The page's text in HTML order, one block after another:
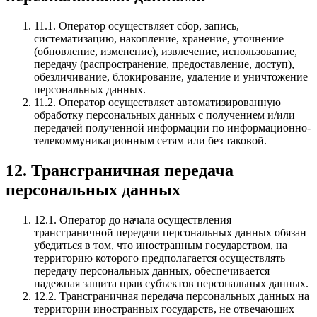
11.1. Оператор осуществляет сбор, запись,
систематизацию, накопление, хранение, уточнение
(обновление, изменение), извлечение, использование,
передачу (распространение, предоставление, доступ),
обезличивание, блокирование, удаление и уничтожение
персональных данных.
11.2. Оператор осуществляет автоматизированную
обработку персональных данных с получением и/или
передачей полученной информации по информационно-
телекоммуникационным сетям или без таковой.
12. Трансграничная передача
персональных данных
12.1. Оператор до начала осуществления
трансграничной передачи персональных данных обязан
убедиться в том, что иностранным государством, на
территорию которого предполагается осуществлять
передачу персональных данных, обеспечивается
надежная защита прав субъектов персональных данных.
12.2. Трансграничная передача персональных данных на
территории иностранных государств, не отвечающих